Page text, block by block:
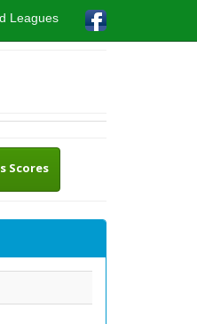
Leagues
Scores